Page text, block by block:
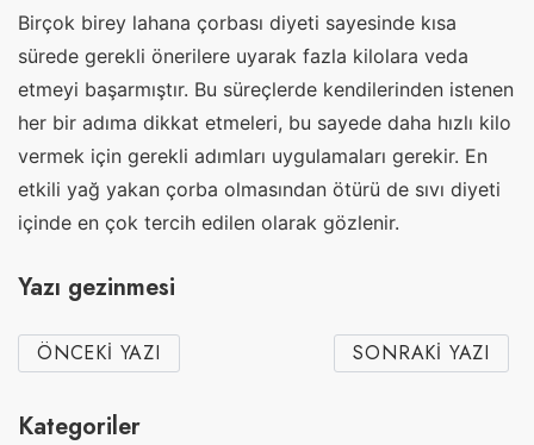
Birçok birey lahana çorbası diyeti sayesinde kısa
sürede gerekli önerilere uyarak fazla kilolara veda
etmeyi başarmıştır. Bu süreçlerde kendilerinden istenen
her bir adıma dikkat etmeleri, bu sayede daha hızlı kilo
vermek için gerekli adımları uygulamaları gerekir. En
etkili yağ yakan çorba olmasından ötürü de sıvı diyeti
içinde en çok tercih edilen olarak gözlenir.
Yazı gezinmesi
ÖNCEKI YAZI SONRAKI YAZI
Kategoriler